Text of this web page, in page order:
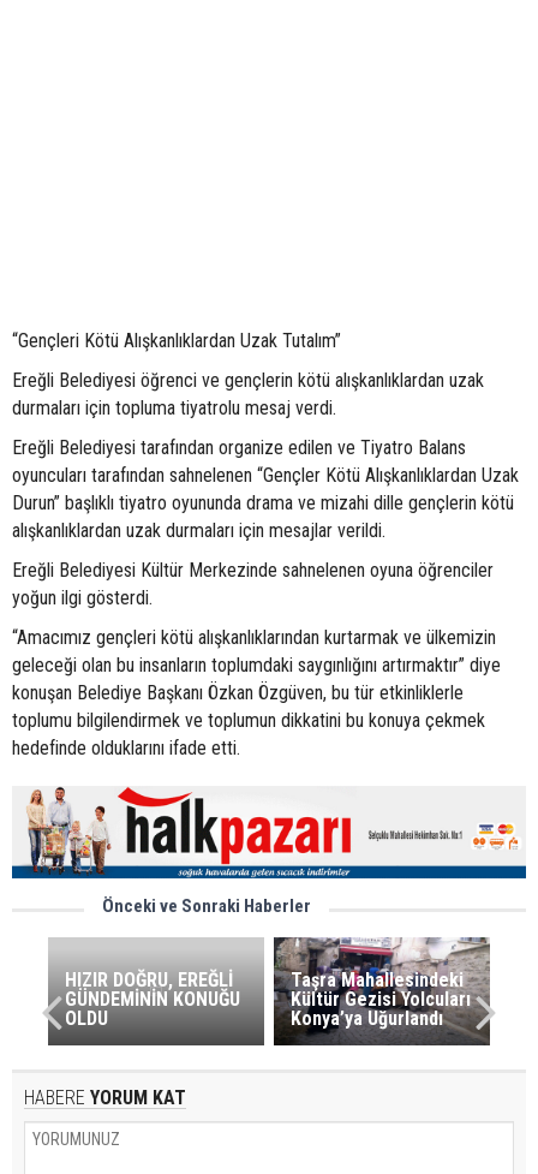
“Gençleri Kötü Alışkanlıklardan Uzak Tutalım”
Ereğli Belediyesi öğrenci ve gençlerin kötü alışkanlıklardan uzak
durmaları için topluma tiyatrolu mesaj verdi.
Ereğli Belediyesi tarafından organize edilen ve Tiyatro Balans
oyuncuları tarafından sahnelenen “Gençler Kötü Alışkanlıklardan Uzak
Durun” başlıklı tiyatro oyununda drama ve mizahi dille gençlerin kötü
alışkanlıklardan uzak durmaları için mesajlar verildi.
Ereğli Belediyesi Kültür Merkezinde sahnelenen oyuna öğrenciler
yoğun ilgi gösterdi.
“Amacımız gençleri kötü alışkanlıklarından kurtarmak ve ülkemizin
geleceği olan bu insanların toplumdaki saygınlığını artırmaktır” diye
konuşan Belediye Başkanı Özkan Özgüven, bu tür etkinliklerle
toplumu bilgilendirmek ve toplumun dikkatini bu konuya çekmek
hedefinde olduklarını ifade etti.
Önceki ve Sonraki Haberler
HIZIR DOĞRU, EREĞLİ
GÜNDEMİNİN KONUĞU
OLDU
Taşra Mahallesindeki
Kültür Gezisi Yolcuları
Konya’ya Uğurlandı
HABERE YORUM KAT